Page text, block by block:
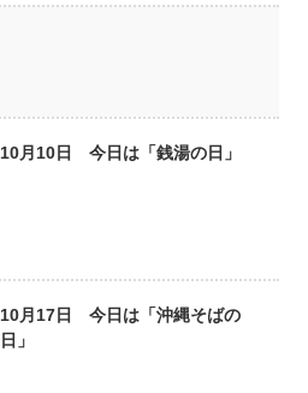
10月10日 今日は「銭湯の日」
10月17日 今日は「沖縄そばの
日」